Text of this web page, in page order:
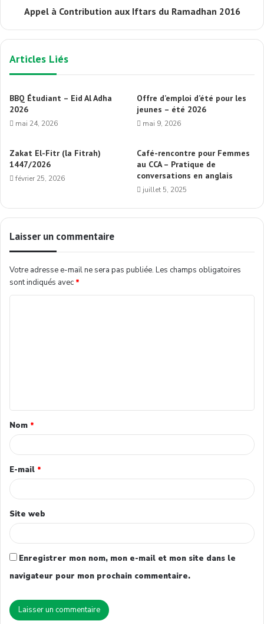
Appel à Contribution aux Iftars du Ramadhan 2016
Articles Liés
BBQ Étudiant – Eid Al Adha
2026
mai 24, 2026
Offre d’emploi d’été pour les
jeunes – été 2026
mai 9, 2026
Zakat El-Fitr (la Fitrah)
1447/2026
février 25, 2026
Café-rencontre pour Femmes
au CCA – Pratique de
conversations en anglais
juillet 5, 2025
Laisser un commentaire
Votre adresse e-mail ne sera pas publiée. Les champs obligatoires
sont indiqués avec *
Nom *
E-mail *
Site web
Enregistrer mon nom, mon e-mail et mon site dans le
navigateur pour mon prochain commentaire.